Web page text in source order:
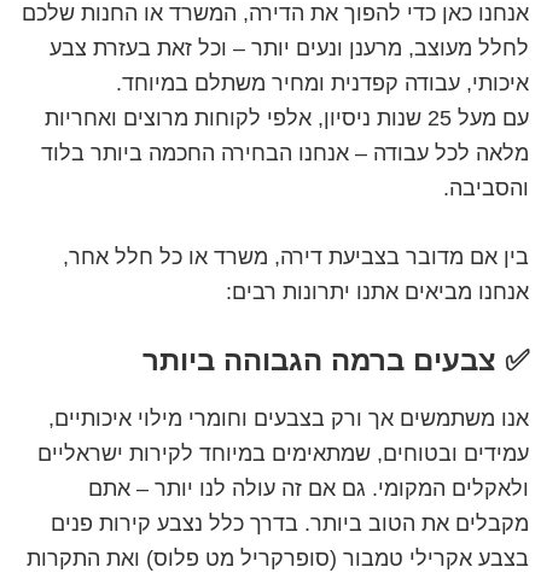
אנחנו כאן כדי להפוך את הדירה, המשרד או החנות שלכם
לחלל מעוצב, מרענן ונעים יותר – וכל זאת בעזרת צבע
איכותי, עבודה קפדנית ומחיר משתלם במיוחד.
עם מעל 25 שנות ניסיון, אלפי לקוחות מרוצים ואחריות
מלאה לכל עבודה – אנחנו הבחירה החכמה ביותר בלוד
והסביבה.
בין אם מדובר בצביעת דירה, משרד או כל חלל אחר,
אנחנו מביאים אתנו יתרונות רבים:
✅ צבעים ברמה הגבוהה ביותר
אנו משתמשים אך ורק בצבעים וחומרי מילוי איכותיים,
עמידים ובטוחים, שמתאימים במיוחד לקירות ישראליים
ולאקלים המקומי. גם אם זה עולה לנו יותר – אתם
מקבלים את הטוב ביותר. בדרך כלל נצבע קירות פנים
בצבע אקרילי טמבור (סופרקריל מט פלוס) ואת התקרות